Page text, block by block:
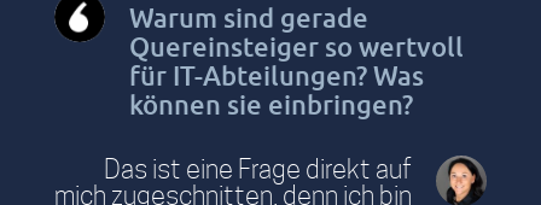
Warum sind gerade
Quereinsteiger so wertvoll
für IT-Abteilungen? Was
können sie einbringen?
Das ist eine Frage direkt auf
mich zugeschnitten, denn ich bin